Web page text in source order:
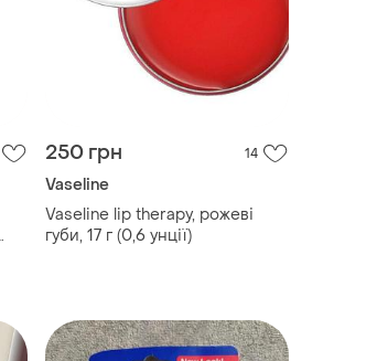
250 грн 14
Vaseline
Vaseline lip therapy, рожеві
губи, 17 г (0,6 унції)